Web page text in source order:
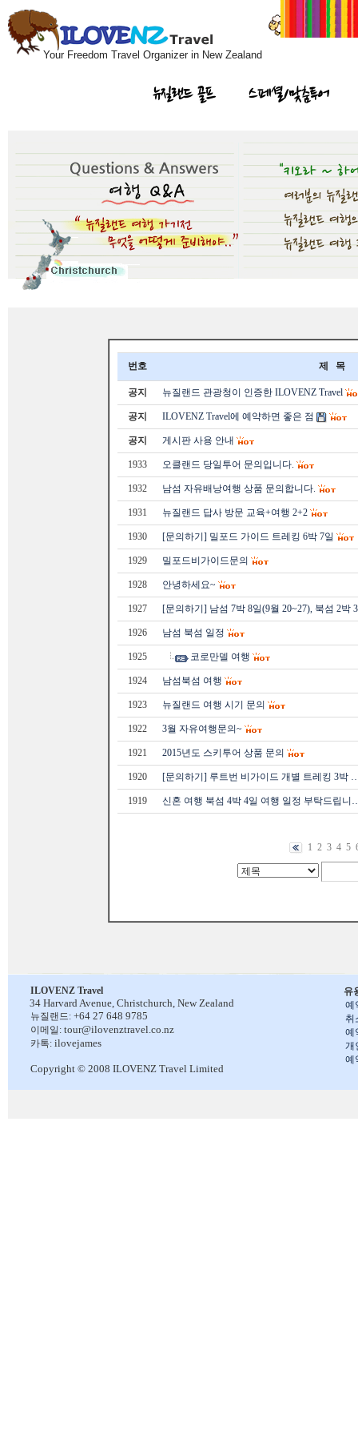
Your Freedom Travel Organizer in New Zealand
뉴질랜드 골프 스페셜/맞춤투어
번호 제 목
공지 뉴질랜드 관광청이 인증한 ILOVENZ Travel
공지 ILOVENZ Travel에 예약하면 좋은 점
공지 게시판 사용 안내
1933 오클랜드 당일투어 문의입니다.
1932 남섬 자유배낭여행 상품 문의합니다.
1931 뉴질랜드 답사 방문 교육+여행 2+2
1930 [문의하기] 밀포드 가이드 트레킹 6박 7일
1929 밀포드비가이드문의
1928 안녕하세요~
1927 [문의하기] 남섬 7박 8일(9월 20~27), 북섬 2박
1926 남섬 북섬 일정
1925 코로만델 여행
1924 남섬북섬 여행
1923 뉴질랜드 여행 시기 문의
1922 3월 자유여행문의~
1921 2015년도 스키투어 상품 문의
1920 [문의하기] 루트번 비가이드 개별 트레킹 3박
1919 신혼 여행 북섬 4박 4일 여행 일정 부탁드립니
1 2 3 4 5
유
예
취
예
개
예
ILOVENZ Travel
34 Harvard Avenue, Christchurch, New Zealand
뉴질랜드: +64 27 648 9785
이메일: tour@ilovenztravel.co.nz
카톡: ilovejames
Copyright © 2008 ILOVENZ Travel Limited